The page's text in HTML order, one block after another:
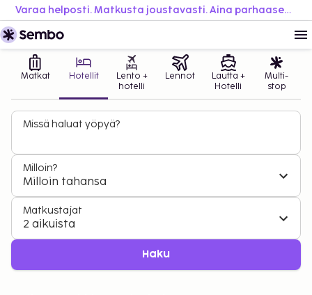
Varaa helposti. Matkusta joustavasti. Aina parhaaseen hintaan.
Matkat Hotellit
Lento +
hotelli
Lennot
Lautta +
Hotelli
Multi-
stop
Missä haluat yöpyä?
Milloin?
Milloin tahansa
Matkustajat
2 aikuista
Haku